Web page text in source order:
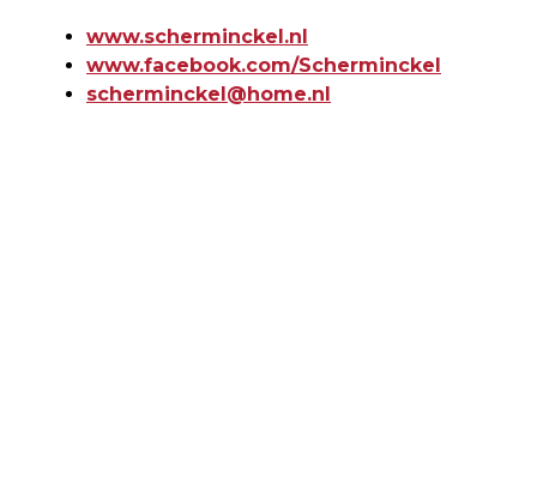
www.scherminckel.nl
www.facebook.com/Scherminckel
scherminckel@home.nl